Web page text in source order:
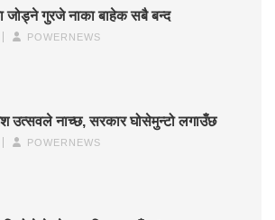
जोड्ने गुरजे नाका बाहेक सबै बन्द
POWERNEWS
उत्सवले नाच्छ, सरकार घोसेमुन्टो लगाउँछ
POWERNEWS